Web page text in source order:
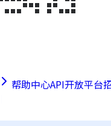
帮助中心API开放平台